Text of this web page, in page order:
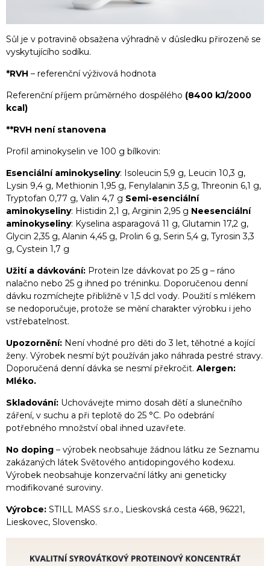
Sůl je v potravině obsažena výhradně v důsledku přirozeně se
vyskytujícího sodíku.
*RVH – referenční výživová hodnota
Referenční příjem průměrného dospělého (8400 kJ/2000
kcal)
**RVH není stanovena
Profil aminokyselin ve 100 g bílkovin:
Esenciální aminokyseliny: Isoleucin 5,9 g, Leucin 10,3 g,
Lysin 9,4 g, Methionin 1,95 g, Fenylalanin 3,5 g, Threonin 6,1 g,
Tryptofan 0,77 g, Valin 4,7 g Semi-esenciální
aminokyseliny: Histidin 2,1 g, Arginin 2,95 g Neesenciální
aminokyseliny: Kyselina asparagová 11 g, Glutamin 17,2 g,
Glycin 2,35 g, Alanin 4,45 g, Prolin 6 g, Serin 5,4 g, Tyrosin 3,3
g, Cystein 1,7 g
Užití a dávkování: Protein lze dávkovat po 25 g – ráno
nalačno nebo 25 g ihned po tréninku. Doporučenou denní
dávku rozmíchejte přibližně v 1,5 dcl vody. Použití s mlékem
se nedoporučuje, protože se mění charakter výrobku i jeho
vstřebatelnost.
Upozornění: Není vhodné pro děti do 3 let, těhotné a kojící
ženy. Výrobek nesmí být používán jako náhrada pestré stravy.
Doporučená denní dávka se nesmí překročit. Alergen:
Mléko.
Skladování: Uchovávejte mimo dosah dětí a slunečního
záření, v suchu a při teplotě do 25 °C. Po odebrání
potřebného množství obal ihned uzavřete.
No doping – výrobek neobsahuje žádnou látku ze Seznamu
zakázaných látek Světového antidopingového kodexu.
Výrobek neobsahuje konzervační látky ani geneticky
modifikované suroviny.
Výrobce: STILL MASS s.r.o., Lieskovská cesta 468, 96221,
Lieskovec, Slovensko.